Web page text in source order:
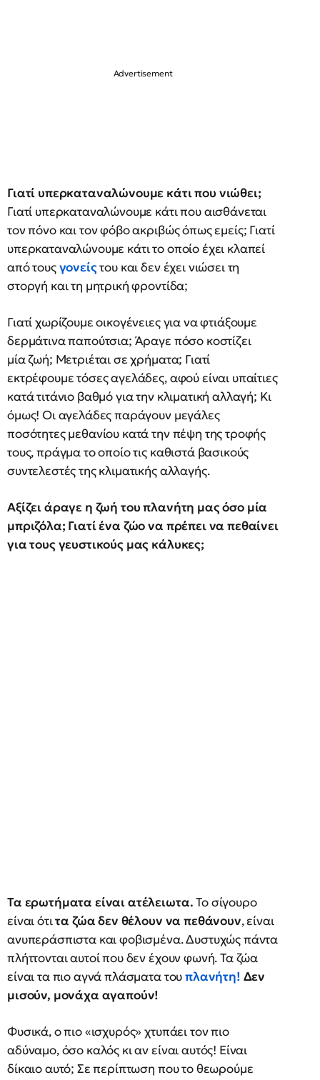
Γιατί υπερκαταναλώνουμε κάτι που νιώθει;
Γιατί υπερκαταναλώνουμε κάτι που αισθάνεται
τον πόνο και τον φόβο ακριβώς όπως εμείς; Γιατί
υπερκαταναλώνουμε κάτι το οποίο έχει κλαπεί
από τουςγονείςτου και δεν έχει νιώσει τη
στοργή και τη μητρική φροντίδα;
Γιατί χωρίζουμε οικογένειες για να φτιάξουμε
δερμάτινα παπούτσια; Άραγε πόσο κοστίζει
μία ζωή; Μετριέται σε χρήματα; Γιατί
εκτρέφουμε τόσες αγελάδες, αφού είναι υπαίτιες
κατά τιτάνιο βαθμό για την κλιματική αλλαγή; Κι
όμως! Οι αγελάδες παράγουν μεγάλες
ποσότητες μεθανίου κατά την πέψη της τροφής
τους, πράγμα το οποίο τις καθιστά βασικούς
συντελεστές της κλιματικής αλλαγής.
Αξίζει άραγε η ζωή του πλανήτη μας όσο μία
μπριζόλα; Γιατί ένα ζώο να πρέπει να πεθαίνει
για τους γευστικούς μας κάλυκες;
Τα ερωτήματα είναι ατέλειωτα.Το σίγουρο
είναι ότιτα ζώα δεν θέλουν να πεθάνουν, είναι
ανυπεράσπιστα και φοβισμένα. Δυστυχώς πάντα
πλήττονται αυτοί που δεν έχουν φωνή. Τα ζώα
είναι τα πιο αγνά πλάσματα τουπλανήτη! Δεν
μισούν, μονάχα αγαπούν!
Φυσικά, ο πιο «ισχυρός» χτυπάει τον πιο
αδύναμο, όσο καλός κι αν είναι αυτός! Είναι
δίκαιο αυτό; Σε περίπτωση που το θεωρούμε